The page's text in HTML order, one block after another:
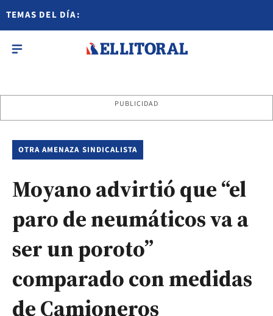
TEMAS DEL DÍA:
PUBLICIDAD
OTRA AMENAZA SINDICALISTA
Moyano advirtió que “el
paro de neumáticos va a
ser un poroto”
comparado con medidas
de Camioneros